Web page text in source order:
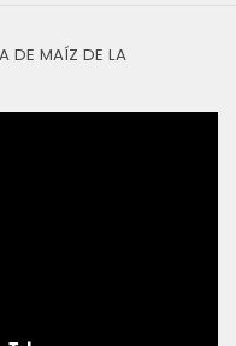
DE MAÍZ DE LA